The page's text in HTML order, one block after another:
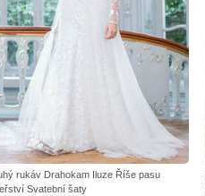
rukáv Drahokam Iluze Říše pasu
Svatební šaty